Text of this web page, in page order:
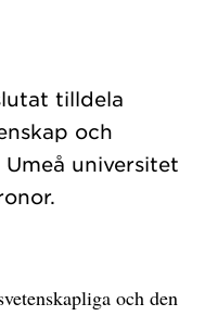
tilldela
och
universitet
och den